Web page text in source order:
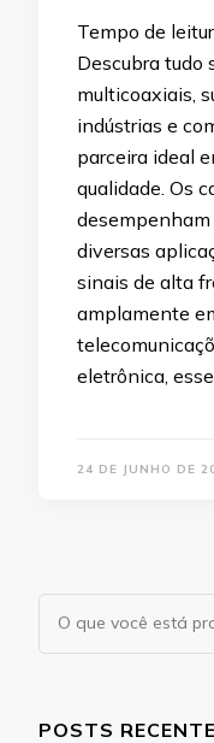
Tempo de
Descubra tudo
multicoaxiais,
indústrias e
parceira ideal
qualidade. Os
diversas
sinais de alta
amplamente
eletrônica,
24 DE JUNHO DE
POSTS